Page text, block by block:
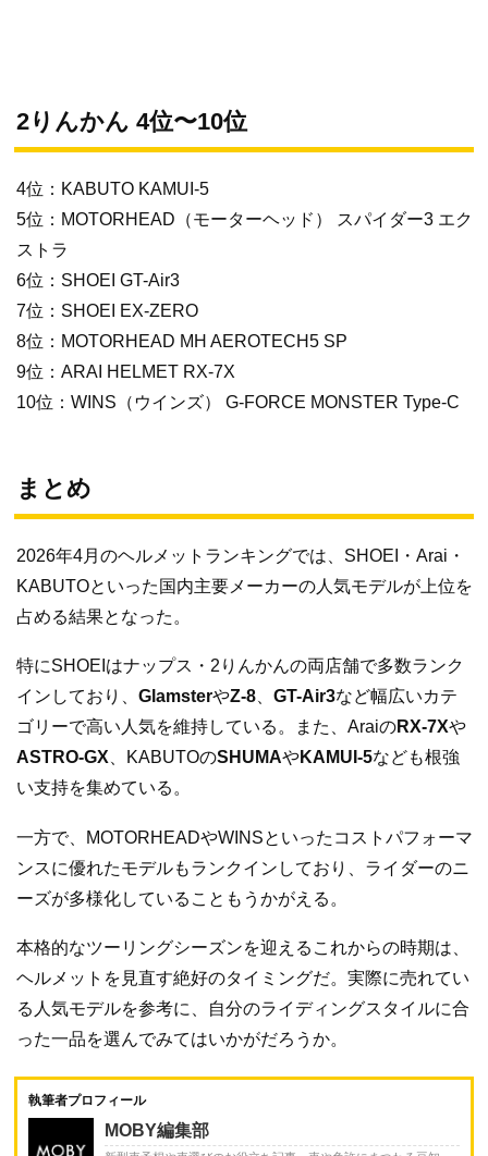
2りんかん 4位〜10位
4位：KABUTO KAMUI-5
5位：MOTORHEAD（モーターヘッド） スパイダー3 エク
ストラ
6位：SHOEI GT-Air3
7位：SHOEI EX-ZERO
8位：MOTORHEAD MH AEROTECH5 SP
9位：ARAI HELMET RX-7X
10位：WINS（ウインズ） G-FORCE MONSTER Type-C
まとめ
2026年4月のヘルメットランキングでは、SHOEI・Arai・
KABUTOといった国内主要メーカーの人気モデルが上位を
占める結果となった。
特にSHOEIはナップス・2りんかんの両店舗で多数ランク
インしており、 GlamsterやZ-8 GT-Air3など幅広いカテ
ゴリーで高い人気を維持している。また、AraiのRX-7Xや
ASTRO-GX 、KABUTOのSHUMAやKAMUI-5なども根強
い支持を集めている。
一方で、MOTORHEADやWINSといったコストパフォーマ
ンスに優れたモデルもランクインしており、ライダーのニ
ーズが多様化していることもうかがえる。
本格的なツーリングシーズンを迎えるこれからの時期は、
ヘルメットを見直す絶好のタイミングだ。実際に売れてい
る人気モデルを参考に、自分のライディングスタイルに合
った一品を選んでみてはいかがだろうか。
執筆者プロフィール
MOBY編集部